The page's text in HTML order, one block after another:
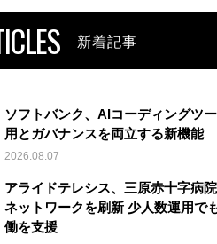
新着記事
ソフトバンク、AIコーディングツ
用とガバナンスを両立する新機能
2026.08.07
アライドテレシス、三原赤十字病
ネットワークを刷新 少人数運用で
働を支援